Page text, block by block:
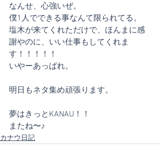
なんせ、心強いぜ。
僕1人でできる事なんて限られてる。
塩木が来てくれただけで、ほんまに感
謝やのに、いい仕事もしてくれま
す！！！！！
いやーあっぱれ。
明日もネタ集め頑張ります。
夢はきっとKANAU！！
またね〜♪
カナウ日記